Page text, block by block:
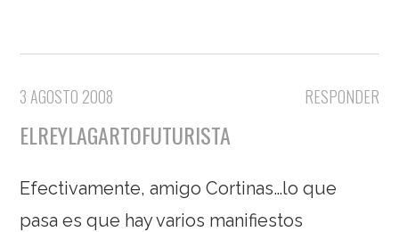
RESPONDER
3 AGOSTO 2008
ELREYLAGARTOFUTURISTA
Efectivamente, amigo Cortinas…lo que
pasa es que hay varios manifiestos